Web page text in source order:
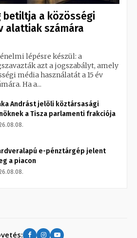
betiltja a közösségi
alattiak számára
lépésre készül: a
azt a jogszabályt, amely
média használatát a 15 év
Ha a...
Andrást jelöli köztársasági
a Tisza parlamenti frakciója
e-pénztárgép jelent
a piacon